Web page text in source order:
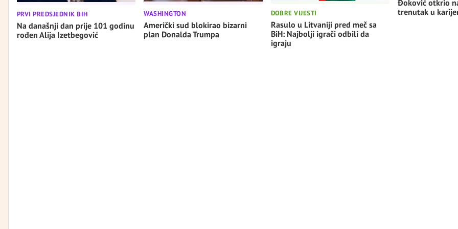
PRVI PREDSJEDNIK BIH
Na današnji dan prije 101 godinu
rođen Alija Izetbegović
WASHINGTON
Američki sud blokirao bizarni
plan Donalda Trumpa
DOBRE VIJESTI
Rasulo u Litvaniji pred meč sa
BiH: Najbolji igrači odbili da
igraju
Đoković otkrio
trenutak u